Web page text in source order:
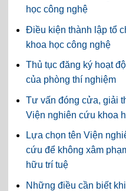
học công nghệ
Điều kiện thành lập tổ
khoa học công nghệ
Thủ tục đăng ký hoạt
của phòng thí nghiệm
Tư vấn đóng cửa, giải
Viện nghiên cứu khoa
Lựa chọn tên Viện
cứu để không xâm
hữu trí tuệ
Những điều cần biết khi